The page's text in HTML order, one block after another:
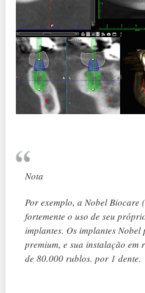
Nota
Por exemplo, a Nobel Biocare
fortemente o uso de seu
implantes. Os implantes
premium, e sua instalação em
de 80.000 rublos. por 1 dente.